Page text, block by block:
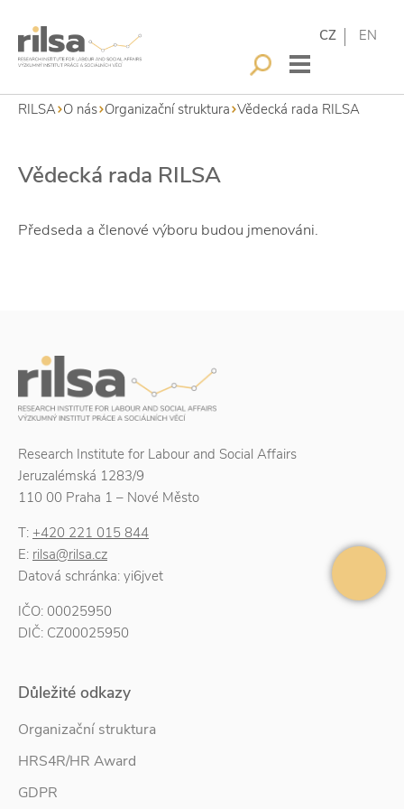
CZ EN
RILSA O nás Organizační struktura Vědecká rada RILSA
Vědecká rada RILSA
Předseda a členové výboru budou jmenováni.
Research Institute for Labour and Social Affairs
Jeruzalémská 1283/9
110 00 Praha 1 – Nové Město
T: +420 221 015 844
E: rilsa@rilsa.cz
Datová schránka: yi6jvet
IČO: 00025950
DIČ: CZ00025950
Důležité odkazy
Organizační struktura
HRS4R/HR Award
GDPR